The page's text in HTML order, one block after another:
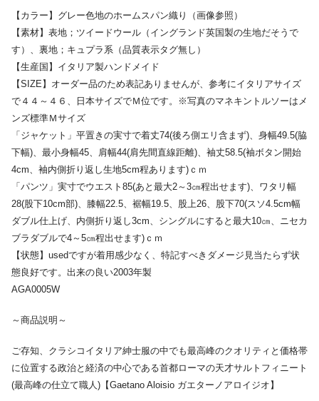
【カラー】グレー色地のホームスパン織り（画像参照）
【素材】表地；ツイードウール（イングランド英国製の生地だそうで
す）、裏地；キュプラ系（品質表示タグ無し）
【生産国】イタリア製ハンドメイド
【SIZE】オーダー品のため表記ありませんが、参考にイタリアサイズ
で４４～４６、日本サイズでＭ位です。※写真のマネキントルソーはメ
ンズ標準Ｍサイズ
「ジャケット」平置きの実寸で着丈74(後ろ側エリ含まず)、身幅49.5(脇
下幅)、最小身幅45、肩幅44(肩先間直線距離)、袖丈58.5(袖ボタン開始
4cm、袖内側折り返し生地5cm程あります)ｃｍ
「パンツ」実寸でウエスト85(あと最大2～3㎝程出せます)、ワタリ幅
28(股下10cm部)、膝幅22.5、裾幅19.5、股上26、股下70(スソ4.5cm幅
ダブル仕上げ、内側折り返し3cm、シングルにすると最大10㎝、ニセカ
ブラダブルで4～5㎝程出せます)ｃｍ
【状態】usedですが着用感少なく、特記すべきダメージ見当たらず状
態良好です。出来の良い2003年製
AGA0005W
～商品説明～
ご存知、クラシコイタリア紳士服の中でも最高峰のクオリティと価格帯
に位置する政治と経済の中心である首都ローマの天才サルトフィニート
(最高峰の仕立て職人)【Gaetano Aloisio ガエターノアロイジオ】